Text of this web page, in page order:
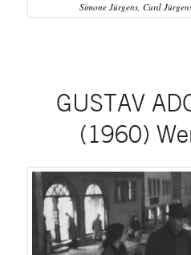
Simone Jürgens, Curd
GUSTAV
(1960)